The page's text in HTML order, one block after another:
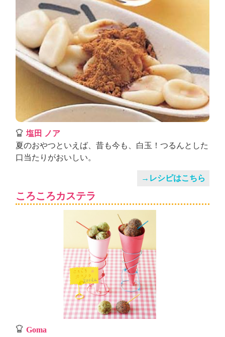
塩田 ノア
夏のおやつといえば、昔も今も、白玉！つるんとした
口当たりがおいしい。
→レシピはこちら
ころころカステラ
Goma